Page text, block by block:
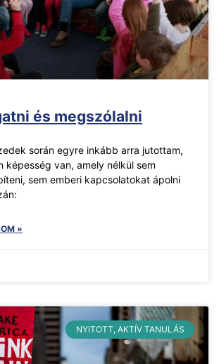
és megszólalni
során egyre inkább arra jutottam,
képesség van, amely nélkül sem
sem emberi kapcsolatokat ápolni
»
NYITOTT, AKTÍV TANULÁS